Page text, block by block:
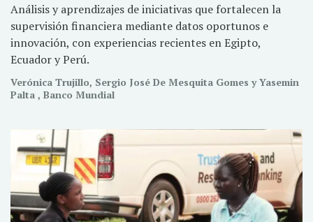
Análisis y aprendizajes de iniciativas que fortalecen la
supervisión financiera mediante datos oportunos e
innovación, con experiencias recientes en Egipto,
Ecuador y Perú.
Verónica Trujillo, Sergio José De Mesquita Gomes y Yasemin
Palta , Banco Mundial